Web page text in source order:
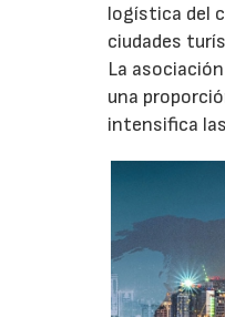
logística del
ciudades
La
una
intensifica